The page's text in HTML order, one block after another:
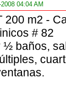
04:04 AM
200 m2 -
# 82
½ baños,